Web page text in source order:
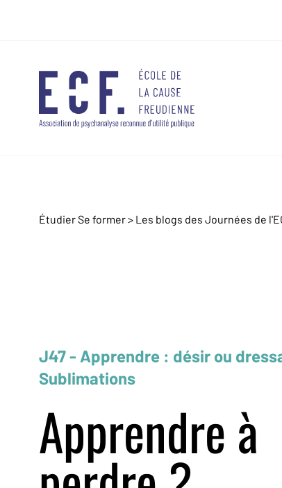
Étudier Se former > Les blogs des Journées de
J47 - Apprendre : désir ou
Sublimations
Apprendre à